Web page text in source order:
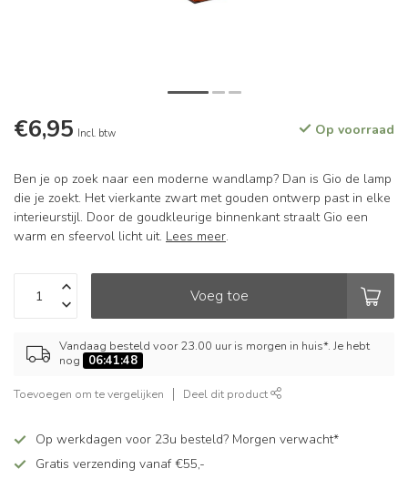
€6,95 Incl. btw Op voorraad
Ben je op zoek naar een moderne wandlamp? Dan is Gio de lamp
die je zoekt. Het vierkante zwart met gouden ontwerp past in elke
interieurstijl. Door de goudkleurige binnenkant straalt Gio een
warm en sfeervol licht uit. Lees meer.
Voeg toe
Vandaag besteld voor 23.00 uur is morgen in huis*. Je hebt
nog
06:41:48
Toevoegen om te vergelijken Deel dit product
Op werkdagen voor 23u besteld? Morgen verwacht*
Gratis verzending vanaf €55,-